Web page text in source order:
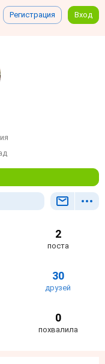
Регистрация Вход
2
поста
30
друзей
0
похвалила